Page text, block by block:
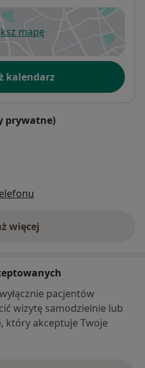
mapę
otwiera się w nowej karcie
kalendarz
prywatne)
więcej
o adresie
pacjentów
wizytę samodzielnie lub
który akceptuje Twoje